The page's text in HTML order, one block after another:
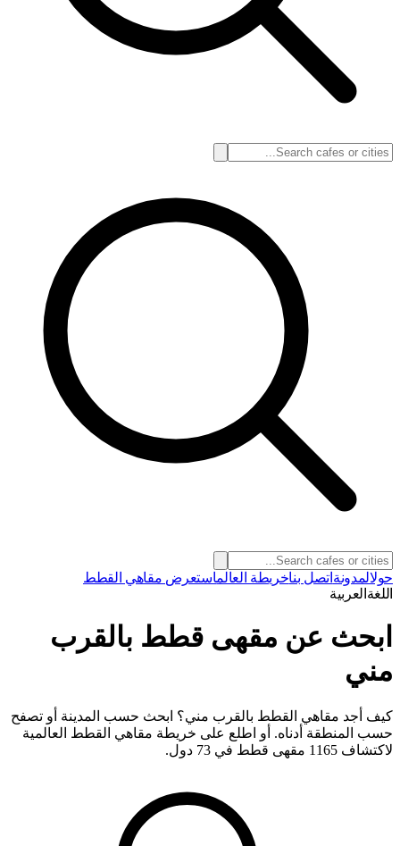
حولالمدونة اتصل بناخريطة العالماستعرض مقاهي القطط
اللغة العربية
ابحث عن مقهى قطط بالقرب
مني
كيف أجد مقاهي القطط بالقرب مني؟ ابحث حسب المدينة أو تصفح
حسب المنطقة أدناه. أو اطلع على خريطة مقاهي القطط العالمية
لاكتشاف 1165 مقهى قطط في 73 دول.